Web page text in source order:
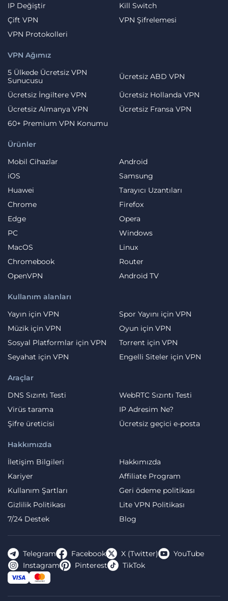
IP Değiştir
Kill Switch
Çift VPN
VPN Şifrelemesi
VPN Protokolleri
Ürünler
Mobil Cihazlar
Android
iOS
Samsung
Huawei
Tarayıcı Uzantıları
Chrome
Firefox
Edge
Opera
PC
Windows
MacOS
Linux
Chromebook
Router
OpenVPN
Android TV
Kullanım alanları
Yayın için VPN
Spor Yayını için VPN
Müzik için VPN
Oyun için VPN
Sosyal Platformlar için VPN
Torrent için VPN
Seyahat için VPN
Engelli Siteler için VPN
Hakkımızda
İletişim Bilgileri
Hakkımızda
Kariyer
Affiliate Program
Kullanım Şartları
Geri ödeme politikası
Gizlilik Politikası
Lite VPN Politikası
7/24 Destek
Blog
VPN Ağımız
5 Ülkede Ücretsiz VPN
Sunucusu
Ücretsiz ABD VPN
Ücretsiz İngiltere VPN
Ücretsiz Hollanda VPN
Ücretsiz Almanya VPN
Ücretsiz Fransa VPN
60+ Premium VPN Konumu
Araçlar
DNS Sızıntı Testi
WebRTC Sızıntı Testi
Virüs tarama
IP Adresim Ne?
Şifre üreticisi
Ücretsiz geçici e-posta
Telegram Facebook X (Twitter)
YouTube
Instagram
Pinterest TikTok